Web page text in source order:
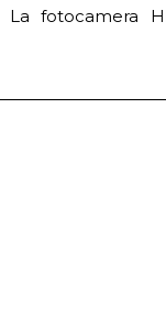
La fotocamera